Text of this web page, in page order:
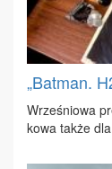
„Batman.
Wrze­śnio­wa
ko­wa tak­że